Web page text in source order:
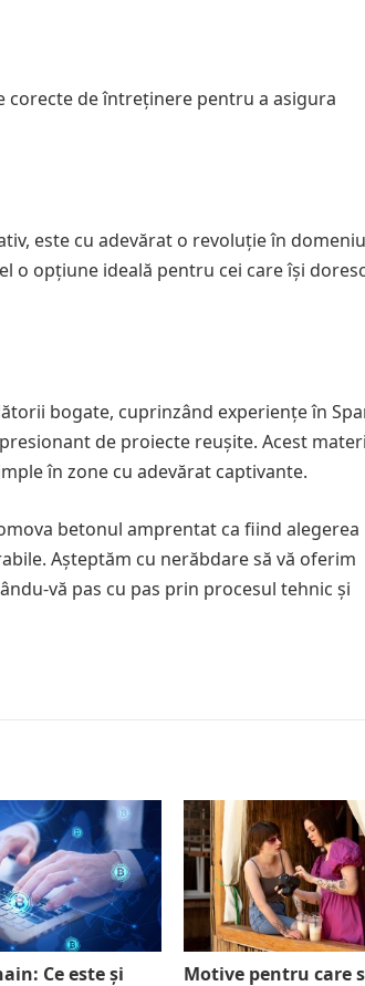
de întreținere pentru a asigura
este cu adevărat o revoluție în
o opțiune ideală pentru cei care își
bogate, cuprinzând experiențe în
de proiecte reușite. Acest
în zone cu adevărat captivante.
betonul amprentat ca fiind alegerea
Așteptăm cu nerăbdare să vă oferim
vă pas cu pas prin procesul tehnic și
Ce este și
Motive pentru care